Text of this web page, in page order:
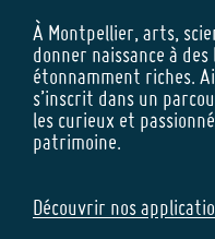
À Montpellier, arts,
donner naissance à
étonnamment riches.
s’inscrit dans un
les curieux et
patrimoine.
Découvrir nos